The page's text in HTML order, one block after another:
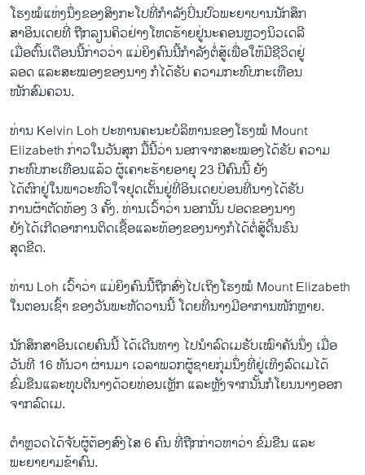
ລາຍການກະຈາຍສຽງ
ລາຍງານ
ຕິດຕາມພວກເຮົາ ທີ່
ໂຮງໝໍແຫ່ງນຶ່ງຂອງສິງກະໂປທີ່ກຳລັງປິ່ນປົວພະຍາບານນັກສຶກ
ສາອິນເດຍທີ່ ຖືກລຽນຄິວຢ່າງໂຫດຮ້າຍຢູ່ນະຄອນຫຼວງນິວເດລີ
ເມື່ອຕົ້ນເດືອນນີ້ກ່າວວ່າ ແມ່ຍິງຄົນນີ້ກຳລັງຕໍ່ສູ້ເພື່ອໃຫ້ມີຊີວິດຢູ່
ລອດ ແລະສະໝອງຂອງນາງ ກໍໄດ້ຮັບ ຄວາມກະທົບກະເທືອນ
ໜັກສົມຄວນ.
ທ່ານ Kelvin Loh ປະທານຄະນະບໍລິຫານຂອງໂຮງໝໍ Mount
Elizabeth ກ່າວໃນວັນສຸກ ມື້ນີ້ວ່າ ນອກຈາກສະໝອງໄດ້ຮັບ ຄວາມ
ກະທົບກະເທືອນແລ້ວ ຜູ້ເຄາະຮ້າຍອາຍຸ 23 ປີຄົນນີ້ ຍັງ
ໄດ້ຕົກຢູ່ໃນພາວະຫົວໃຈຢຸດເຕັ້ນຢູ່ທີ່ອິນເດຍບ່ອນທີ່ນາງໄດ້ຮັບ
ການຜ້າຕັດທ້ອງ 3 ຄັ້ງ. ທ່ານເວົ້າວ່າ ນອກນັ້ນ ປອດຂອງນາງ
ຍັງໄດ້ເກີດອາການຕິດເຊື້ອແລະທ້ອງຂອງນາງກໍໄດ້ຕໍ່ສູ້ດີ້ນຮົນ
ສຸດຂີດ.
ທ່ານ Loh ເວົ້າວ່າ ແມ່ຍິງຄົນນີ້ຖືກສົ່ງໄປເຖິງໂຮງໝໍ Mount Elizabeth
ໃນຕອນເຊົ້າ ຂອງວັນພະຫັດວານນີ້ ໂດຍທີ່ນາງມີອາການໜັກຫຼາຍ.
ນັກສຶກສາອິນເດຍຄົນນີ້ ໄດ້ເດີນທາງ ໄປນຳລົດເມຮັບເໝົາຄັນນຶ່ງ ເມື່ອ
ວັນທີ 16 ທັນວາ ຜ່ານມາ ເວລາພວກຜູ້ຊາຍກຸ່ມນຶ່ງທີ່ຢູ່ເທິງລົດເມໄດ້
ຂົ່ມຂືນແລະທຸບຕີນາງດ້ວຍທ່ອນເຫຼັກ ແລະຫຼັງຈາກນັ້ນກໍໂຍນນາງອອກ
ຈາກລົດເມ.
ຕຳຫຼວດໄດ້ຈັບຜູ້ຕ້ອງສົງໄສ 6 ຄົນ ທີ່ຖືກກ່າວຫາວ່າ ຂົ່ມຂືນ ແລະ
ພະຍາຍາມຂ້າຄົນ.